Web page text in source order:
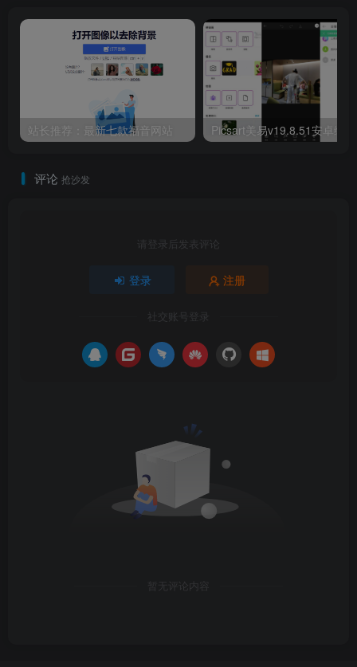
站长推荐：最新七款福音网站 Picsart美易v19.8.51安卓绿
评论 抢沙发
请登录后发表评论
登录 注册
社交账号登录
暂无评论内容